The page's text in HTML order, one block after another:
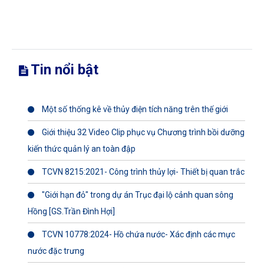
Tin nổi bật
Một số thống kê về thủy điện tích năng trên thế giới
Giới thiệu 32 Video Clip phục vụ Chương trình bồi dưỡng
kiến thức quản lý an toàn đập
TCVN 8215:2021- Công trình thủy lợi- Thiết bị quan trắc
"Giới hạn đỏ" trong dự án Trục đại lộ cảnh quan sông
Hồng [GS.Trần Đình Hợi]
TCVN 10778:2024- Hồ chứa nước- Xác định các mực
nước đặc trưng